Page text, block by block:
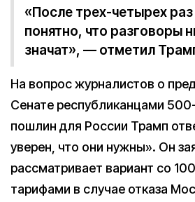
«После трех-четырех
понятно, что разговоры
значат», — отметил
На вопрос журналистов о
Сенате республиканцами
пошлин для России Трамп
уверен, что они нужны». Он
рассматривает вариант со
тарифами в случае отказа